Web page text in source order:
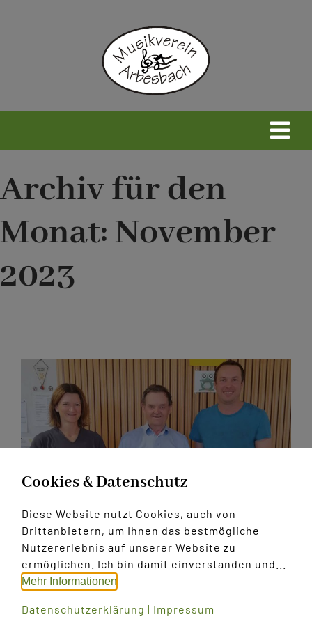
Neues
Wir
Kontakt
Archiv für den
Monat: November
2023
Unser Peppi lebe hoch!
seit 45 Jahren Mitglied im Musikverein Arbesbach
Cookies & Datenschutz
Diese Website nutzt Cookies, auch von
Drittanbietern, um Ihnen das bestmögliche
Nutzererlebnis auf unserer Website zu
ermöglichen. Ich bin damit einverstanden und...
Mehr Informationen
Datenschutzerklärung | Impressum